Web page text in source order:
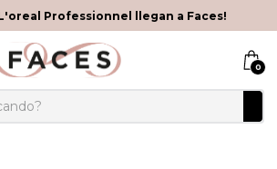
Professionnel llegan a Faces!
0